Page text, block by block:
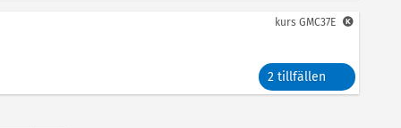
2 tillfällen
kurs GMC37E